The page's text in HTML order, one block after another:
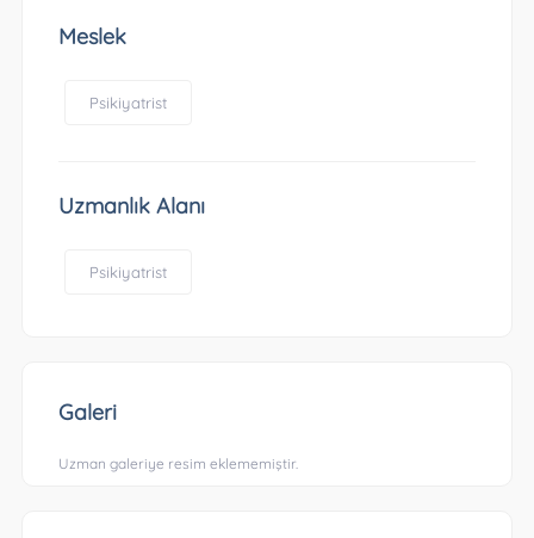
Meslek
Psikiyatrist
Uzmanlık Alanı
Psikiyatrist
Galeri
Uzman galeriye resim eklememiştir.